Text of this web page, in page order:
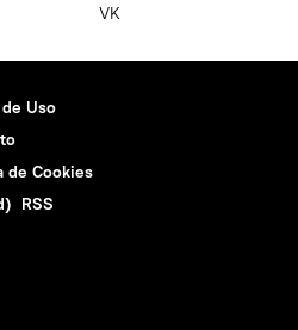
VK
Uso
de Cookies
RSS